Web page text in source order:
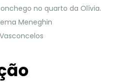
no quarto da Olívia.
Meneghin